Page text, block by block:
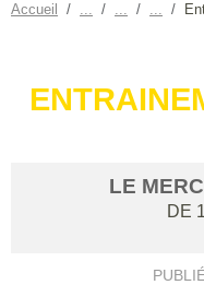
Accueil
LE
DE